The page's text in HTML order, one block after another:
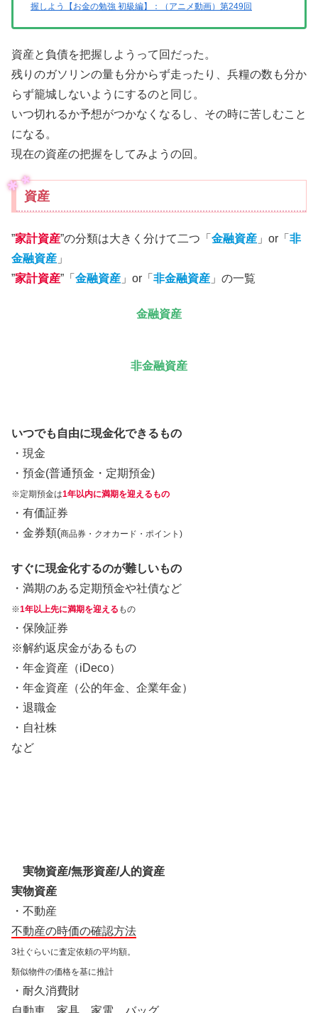
握しよう【お金の勉強 初級編】：（アニメ動画）第249回
資産と負債を把握しようって回だった。
残りのガソリンの量も分からず走ったり、兵糧の数も分か
らず籠城しないようにするのと同じ。
いつ切れるか予想がつかなくなるし、その時に苦しむこと
になる。
現在の資産の把握をしてみようの回。
資産
”家計資産”の分類は大きく分けて二つ「 金融資産 」or「 非
金融資産 」
”家計資産”「 金融資産 」or「 非金融資産 」の一覧
金融資産
非金融資産
いつでも自由に現金化できるもの
・現金
・預金(普通預金・定期預金)
※定期預金は1年以内に満期を迎えるもの
・有価証券
・金券類(商品券・クオカード・ポイント)
すぐに現金化するのが難しいもの
・満期のある定期預金や社債など
※1年以上先に満期を迎える もの
・保険証券
※解約返戻金があるもの
・年金資産（iDeco）
・年金資産（公的年金、企業年金）
・退職金
・自社株
など
実物資産/無形資産/人的資産
実物資産
・不動産
不動産の時価の確認方法
3社ぐらいに査定依頼の平均額。
類似物件の価格を基に推計
・耐久消費財
自動車、家具、家電、バッグ